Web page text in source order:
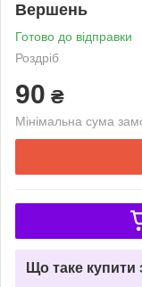
Вершень
Готово до відправки
Роздріб
90 ₴
Мінімальна сума
Що таке купити